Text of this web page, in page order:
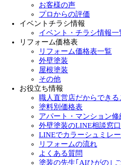
お客様の声
プロからの評価
イベントチラシ情報
イベント・チラシ情報一
リフォーム価格表
リフォーム価格表一覧
外壁塗装
屋根塗装
その他
お役立ち情報
職人直営店だからできる
塗料別価格表
アパート・マンション修
外壁塗装のLINE相談窓口
LINEでカラーシュミレ
リフォームの流れ
よくある質問
塗装の先生｢AIひがの｣